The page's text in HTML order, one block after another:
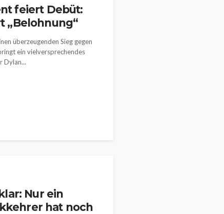
feiert Debüt:
„Belohnung“
überzeugenden Sieg gegen
ein vielversprechendes
Dylan...
Nur ein
hat noch